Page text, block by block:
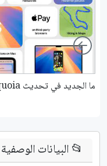
ما الجديد في تحديث macOS 15 Sequoia؟
Left
📂البيانات الوصفية